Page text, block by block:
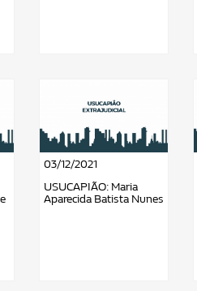
03/12/2021
USUCAPIÃO: Maria
Aparecida Batista Nunes